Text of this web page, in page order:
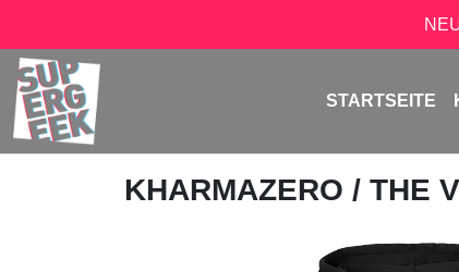
STARTSEITE
KHARMAZERO / THE